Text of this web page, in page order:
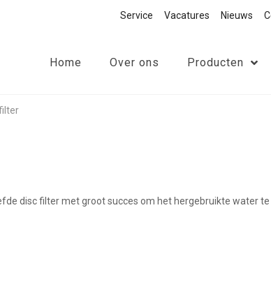
Service Vacatures Nieuws
Home Over ons Producten
disc filter met groot succes om het hergebruikte water